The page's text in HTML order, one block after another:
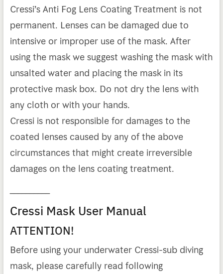
Cressi’s Anti Fog Lens Coating Treatment is not
permanent. Lenses can be damaged due to
intensive or improper use of the mask. After
using the mask we suggest washing the mask with
unsalted water and placing the mask in its
protective mask box. Do not dry the lens with
any cloth or with your hands.
Cressi is not responsible for damages to the
coated lenses caused by any of the above
circumstances that might create irreversible
damages on the lens coating treatment.
__________
Cressi Mask User Manual
ATTENTION!
Before using your underwater Cressi-sub diving
mask, please carefully read following